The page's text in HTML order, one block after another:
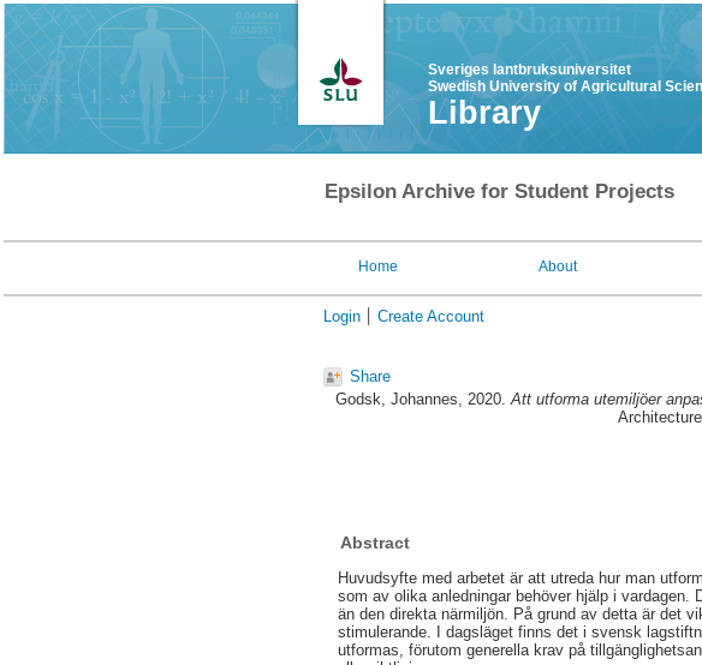
Sveriges lantbruksuniversitet
Swedish University of Agricultural
Library
Epsilon Archive for Student Projects
Home About
Login Create Account
Share
Godsk, Johannes, 2020.Att utforma utemiljöer
Abstract
Huvudsyfte med arbetet är att utreda hur man
som av olika anledningar behöver hjälp i vardagen.
än den direkta närmiljön. På grund av detta är det
stimulerande. I dagsläget finns det i svensk
utformas, förutom generella krav på